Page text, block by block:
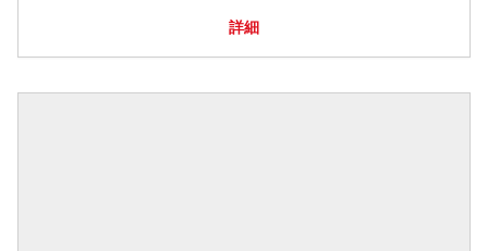
詳細